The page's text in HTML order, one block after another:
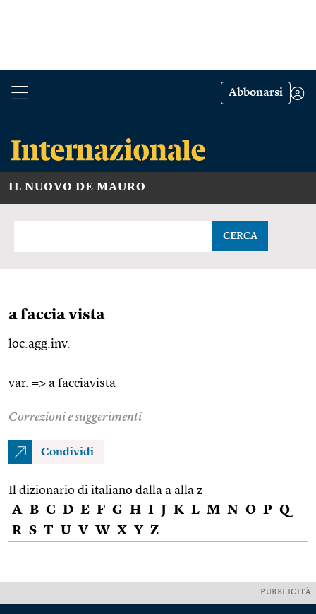
Abbonarsi
IL NUOVO DE MAURO
CERCA
a faccia vista
loc.agg.inv.
var. => a facciavista
Correzioni e suggerimenti
Condividi
Il dizionario di italiano dalla a alla z
A B C D E F G H I J K L M N O P Q
R S T U V W X Y Z
PUBBLICITÀ